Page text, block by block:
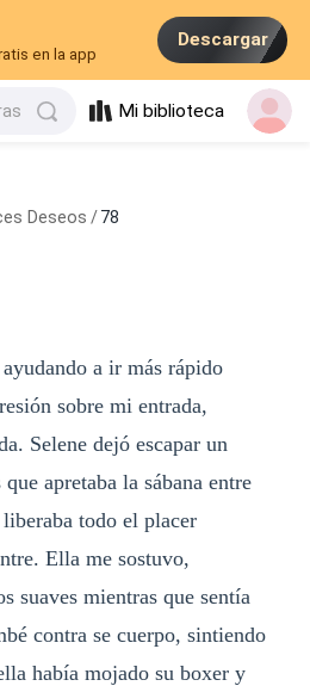
en la app
Descargar
Mi biblioteca
Deseos / 78
a ir más rápido
sobre mi entrada,
Selene dejó escapar un
apretaba la sábana entre
todo el placer
Ella me sostuvo,
suaves mientras que sentía
contra se cuerpo, sintiendo
había mojado su boxer y